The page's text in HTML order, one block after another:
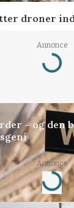
droner
Annonce
Loading...
– og den
Annonce
Loading...